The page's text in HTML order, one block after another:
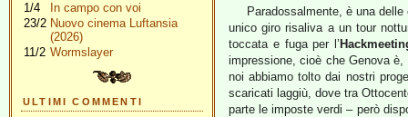
1/4
In campo con voi
23/2 Nuovo cinema Luftansia
(2026)
11/2 Wormslayer
ULTIMI COMMENTI
Paradossalmente, è una
unico giro risaliva a un tour
toccata e fuga per l’
impressione, cioè che Genova
noi abbiamo tolto dai nostri
scaricati laggiù, dove tra
parte le imposte verdi – però